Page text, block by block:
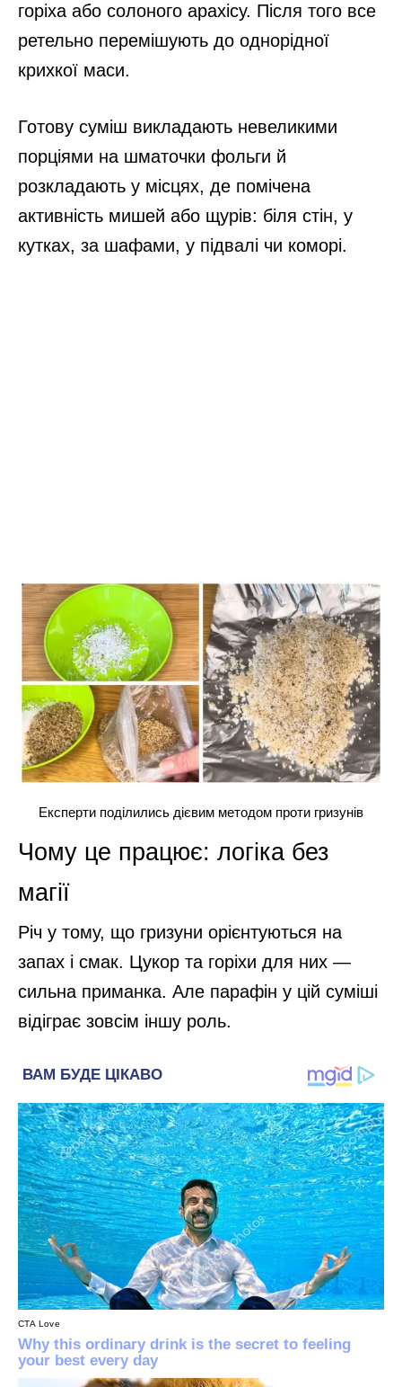
горіха або солоного арахісу. Після того все
ретельно перемішують до однорідної
крихкої маси.
Готову суміш викладають невеликими
порціями на шматочки фольги й
розкладають у місцях, де помічена
активність мишей або щурів: біля стін, у
кутках, за шафами, у підвалі чи коморі.
Експерти поділились дієвим методом проти гризунів
Чому це працює: логіка без
магії
Річ у тому, що гризуни орієнтуються на
запах і смак. Цукор та горіхи для них —
сильна приманка. Але парафін у цій суміші
відіграє зовсім іншу роль.